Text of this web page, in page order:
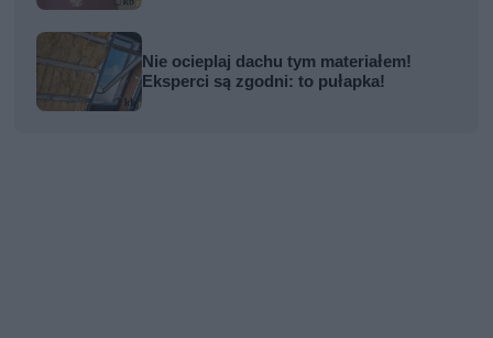
Nie ocieplaj dachu tym materiałem!
Eksperci są zgodni: to pułapka!